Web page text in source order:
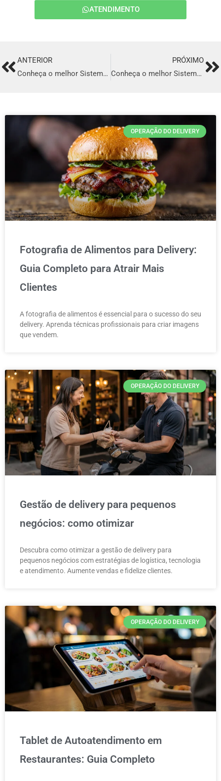
ATENDIMENTO
PrevANTERIOR
Conheça o melhor Sistema para Delivery em Guarapari
PRÓXIMO
Conheça o melhor Sistema para Delivery em Vespasiano
OPERAÇÃO DO DELIVERY
Fotografia de Alimentos para Delivery:
Guia Completo para Atrair Mais
Clientes
A fotografia de alimentos é essencial para o sucesso do seu
delivery. Aprenda técnicas profissionais para criar imagens
que vendem.
OPERAÇÃO DO DELIVERY
Gestão de delivery para pequenos
negócios: como otimizar
Descubra como otimizar a gestão de delivery para
pequenos negócios com estratégias de logística, tecnologia
e atendimento. Aumente vendas e fidelize clientes.
OPERAÇÃO DO DELIVERY
Tablet de Autoatendimento em
Restaurantes: Guia Completo